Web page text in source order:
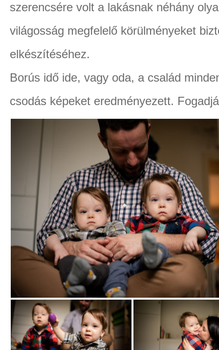
szerencsére volt a lakásnak néhány
világosság megfelelő körülményeket
elkészítéséhez.
Borús idő ide, vagy oda, a család
csodás képeket eredményezett.